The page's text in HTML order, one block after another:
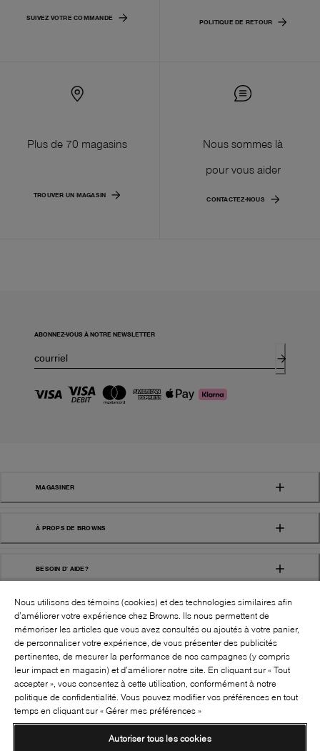
SUIVEZ VOTRE COMMANDE
POLITIQUE DE RETOUR
Plus de 70 magasins
TROUVER UN MAGASIN
Nous sommes là
pour vous aider
CONTACTEZ-NOUS
ABONNEZ-VOUS À NOTRE NEWSLETTER
MAGASINER
À PROPS DE BROWNS
BESOIN D' AIDE?
BROWNS SHOES INC. TOUS DROITS
RÉSERVÉS
SUIVEZ-NOUS!:
Nous utilisons des témoins (cookies) et des technologies similaires afin
d’améliorer votre expérience chez Browns. Ils nous permettent de
mémoriser les articles que vous avez consultés ou ajoutés à votre panier,
de personnaliser votre expérience, de vous présenter des publicités
pertinentes, de mesurer la performance de nos campagnes (y compris
leur impact en magasin) et d’améliorer notre site. En cliquant sur « Tout
accepter », vous consentez à cette utilisation, conformément à notre
politique de confidentialité. Vous pouvez modifier vos préférences en tout
temps en cliquant sur « Gérer mes préférences »
Autoriser tous les cookies